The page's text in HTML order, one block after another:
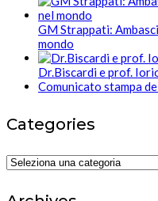
GM Strappati:
mondo
Dr.Biscardi e prof.
Comunicato stampa
Categories
Categories